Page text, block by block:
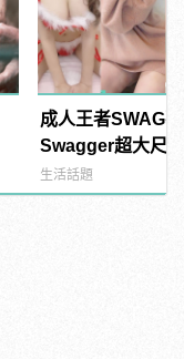
成人王者SWAG
Swagger超大尺
紅海鮮通通有，
結！ |
生活話題